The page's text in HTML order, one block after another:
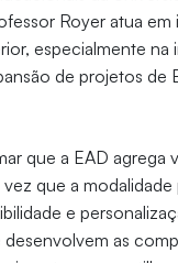
Royer atua em
especialmente na
de projetos de
que a EAD agrega
que a modalidade
e
as